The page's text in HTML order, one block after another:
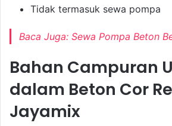
Tidak termasuk sewa pompa
Baca Juga:Sewa Pompa Beton
Bahan Campuran
dalam Beton Cor
Jayamix